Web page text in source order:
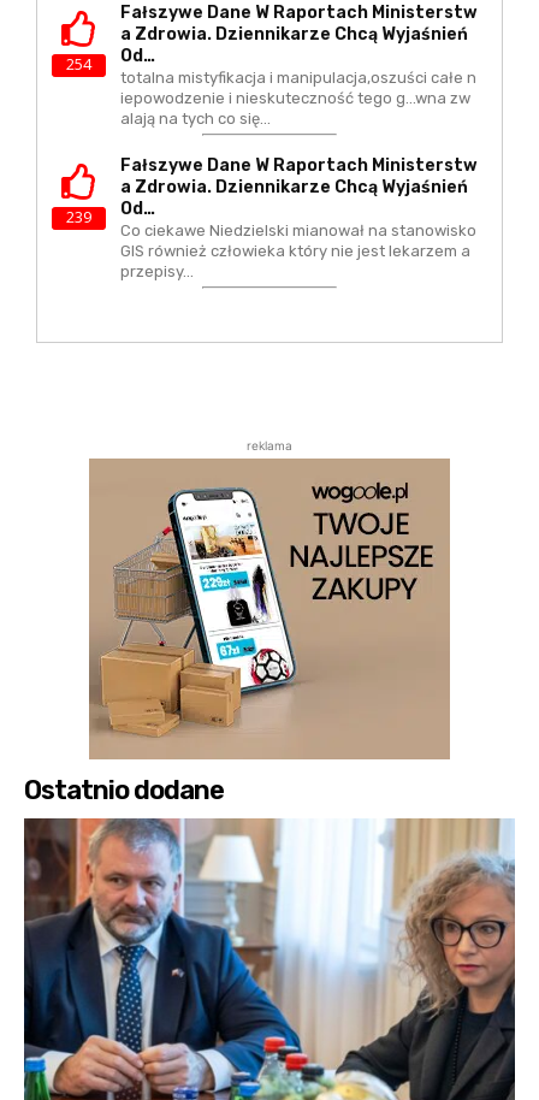
254
Fałszywe Dane W Raportach Ministerstw
A Zdrowia. Dziennikarze Chcą Wyjaśnień
Od…
totalna mistyfikacja i manipulacja,oszuści całe n
iepowodzenie i nieskuteczność tego g...wna zw
alają na tych co się…
239
Fałszywe Dane W Raportach Ministerstw
A Zdrowia. Dziennikarze Chcą Wyjaśnień
Od…
Co ciekawe Niedzielski mianował na stanowisko
GIS również człowieka który nie jest lekarzem a
przepisy…
reklama
Ostatnio dodane